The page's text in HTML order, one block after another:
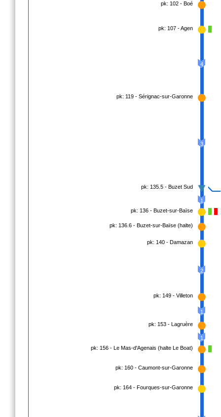
pk: 102 - Boé
pk: 107 - Agen
4
pk: 119 - Sérignac-sur-Garonne
3
pk: 135.5 - Buzet Sud
1
pk: 136 - Buzet-sur-Baïse
pk: 136.6 - Buzet-sur-Baïse (halte)
pk: 140 - Damazan
2
pk: 149 - Villeton
1
pk: 153 - Lagruère
1
pk: 156 - Le Mas-d'Agenais (halte Le Boat)
pk: 160 - Caumont-sur-Garonne
pk: 164 - Fourques-sur-Garonne